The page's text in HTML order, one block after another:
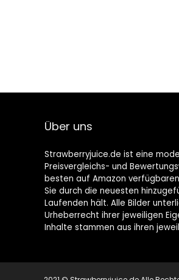
Über uns
Strawberryjuice.de ist eine
Preisvergleichs- und
besten auf Amazon
Sie durch die neuesten
Laufenden hält. Alle Bilder
Urheberrecht ihrer jeweiligen
Inhalte stammen aus ihren